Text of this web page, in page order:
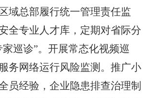
域总部履行统一管理责任监
全专业人才库，定期对省际分
巡诊”。开展常态化视频巡
务网络运行风险监测。推广小
员经验，企业隐患排查治理制